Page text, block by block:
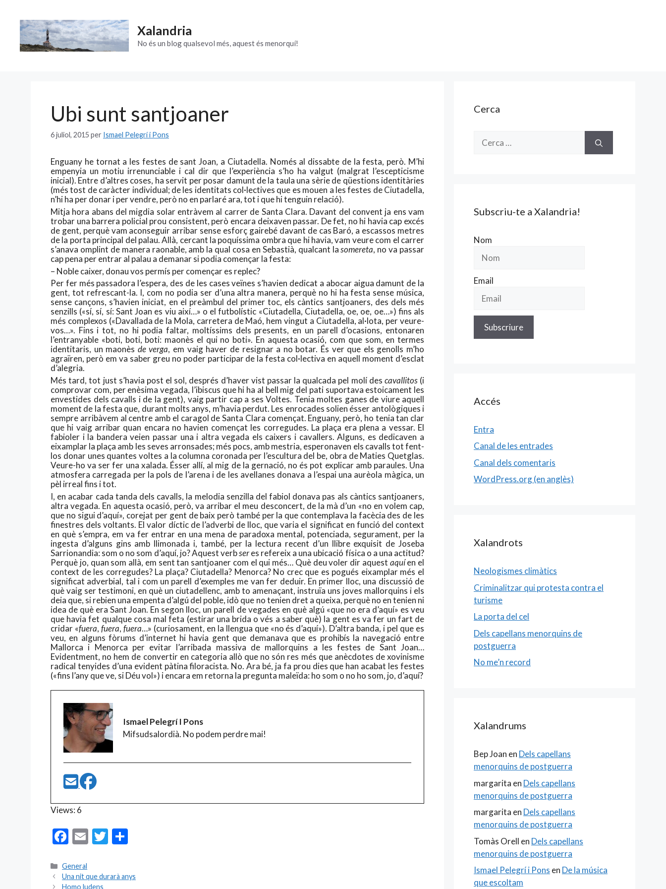
contingut
Xalandria
No és un blog qualsevol més, aquest és menorquí!
Ubi sunt santjoaner
6 juliol, 2015 per Ismael Pelegrí i Pons
Enguany he tornat a les festes de sant Joan, a Ciutadella. Només al dissabte de la festa, però. M’hi
empenyia un motiu irrenunciable i cal dir que l’experiència s’ho ha valgut (malgrat l’escepticisme
inicial). Entre d’altres coses, ha servit per posar damunt de la taula una sèrie de qüestions identitàries
(més tost de caràcter individual; de les identitats col·lectives que es mouen a les festes de Ciutadella,
n’hi ha per donar i per vendre, però no en parlaré ara, tot i que hi tenguin relació).
Mitja hora abans del migdia solar entràvem al carrer de Santa Clara. Davant del convent ja ens vam
trobar una barrera policial prou consistent, però encara deixaven passar. De fet, no hi havia cap excés
de gent, perquè vam aconseguir arribar sense esforç gairebé davant de cas Baró, a escassos metres
de la porta principal del palau. Allà, cercant la poquíssima ombra que hi havia, vam veure com el carrer
s’anava omplint de manera raonable, amb la qual cosa en Sebastià, qualcant lasomereta, no va passar
cap pena per entrar al palau a demanar si podia començar la festa:
– Noble caixer, donau vos permís per començar es replec?
Per fer més passadora l’espera, des de les cases veïnes s’havien dedicat a abocar aigua damunt de la
gent, tot refrescant-la. I, com no podia ser d’una altra manera, perquè no hi ha festa sense música,
sense cançons, s’havien iniciat, en el preàmbul del primer toc, els càntics santjoaners, des dels més
senzills («sí, sí, sí: Sant Joan es viu així…» o el futbolístic «Ciutadella, Ciutadella, oe, oe, oe…») fins als
més complexos («Davallada de la Mola, carretera de Maó, hem vingut a Ciutadella, al·lota, per veure-
vos…». Fins i tot, no hi podia faltar, moltíssims dels presents, en un parell d’ocasions, entonaren
l’entranyable «boti, boti, boti: maonès el qui no boti». En aquesta ocasió, com que som, en termes
identitaris, un maonès de verga, em vaig haver de resignar a no botar. És ver que els genolls m’ho
agraïren, però em va saber greu no poder participar de la festa col·lectiva en aquell moment d’esclat
d’alegria.
Més tard, tot just s’havia post el sol, després d’haver vist passar la qualcada pel molí des cavallitos(i
comprovar com, per enèsima vegada, l’ibiscus que hi ha al bell mig del pati suportava estoicament les
envestides dels cavalls i de la gent), vaig partir cap a ses Voltes. Tenia moltes ganes de viure aquell
moment de la festa que, durant molts anys, m’havia perdut. Les enrocades solien ésser antològiques i
sempre arribàvem al centre amb el caragol de Santa Clara començat. Enguany, però, ho tenia tan clar
que hi vaig arribar quan encara no havien començat les corregudes. La plaça era plena a vessar. El
fabioler i la bandera veien passar una i altra vegada els caixers i cavallers. Alguns, es dedicaven a
eixamplar la plaça amb les seves arronsades; més pocs, amb mestria, esperonaven els cavalls tot fent-
los donar unes quantes voltes a la columna coronada per l’escultura del be, obra de Maties Quetglas.
Veure-ho va ser fer una xalada. Ésser allí, al mig de la gernació, no és pot explicar amb paraules. Una
atmosfera carregada per la pols de l’arena i de les avellanes donava a l’espai una aurèola màgica, un
pèl irreal fins i tot.
I, en acabar cada tanda dels cavalls, la melodia senzilla del fabiol donava pas als càntics santjoaners,
altra vegada. En aquesta ocasió, però, va arribar el meu desconcert, de la mà d’un «no en volem cap,
que no sigui d’aquí», corejat per gent de baix però també per la que contemplava la facècia des de les
finestres dels voltants. El valor díctic de l’adverbi de lloc, que varia el significat en funció del context
en què s’empra, em va fer entrar en una mena de paradoxa mental, potenciada, segurament, per la
ingesta d’alguns gins amb llimonada i, també, per la lectura recent d’un llibre exquisit de Joseba
Sarrionandia: som o no som d’aquí, jo? Aquest verbseres refereix a una ubicació física o a una actitud?
Perquè jo, quan som allà, em sent tan santjoaner com el qui més… Què deu voler dir aquest aquíen el
context de les corregudes? La plaça? Ciutadella? Menorca? No crec que es pogués eixamplar més el
significat adverbial, tal i com un parell d’exemples me van fer deduir. En primer lloc, una discussió de
què vaig ser testimoni, en què un ciutadellenc, amb to amenaçant, instruïa uns joves mallorquins i els
deia que, si rebien una empenta d’algú del poble, idò que no tenien dret a queixa, perquè no en tenien ni
idea de què era Sant Joan. En segon lloc, un parell de vegades en què algú «que no era d’aquí» es veu
que havia fet qualque cosa mal feta (estirar una brida o vés a saber què) la gent es va fer un fart de
cridar «fuera, fuera, fuera…» (curiosament, en la llengua que «no és d’aquí»). D’altra banda, i pel que es
veu, en alguns fòrums d’internet hi havia gent que demanava que es prohibís la navegació entre
Mallorca i Menorca per evitar l’arribada massiva de mallorquins a les festes de Sant Joan…
Evidentment, no hem de convertir en categoria allò que no són res més que anècdotes de xovinisme
radical tenyides d’una evident pàtina filoracista. No. Ara bé, ja fa prou dies que han acabat les festes
(«fins l’any que ve, si Déu vol») i encara em retorna la pregunta maleïda: ho som o no ho som, jo, d’aquí?
Ismael Pelegrí I Pons
Mifsudsalordià. No podem perdre mai!
Views: 6
F
e
b
E
l
T
er p
Categories
General
Una nit que durarà anys
Homo ludens
Cerca
Subscriu-te a Xalandria!
Nom
Email
Accés
Entra
Canal de les entrades
Canal dels comentaris
WordPress.org (en anglès)
Xalandrots
Neologismes climàtics
Criminalitzar qui protesta contra el
turisme
La porta del cel
Dels capellans menorquins de
postguerra
No me’n record
Xalandrums
Bep Joan en Dels capellans
menorquins de postguerra
margarita en Dels capellans
menorquins de postguerra
margarita en Dels capellans
menorquins de postguerra
Tomàs Orell en Dels capellans
menorquins de postguerra
Ismael Pelegrí i Pons en De la música
que escoltam